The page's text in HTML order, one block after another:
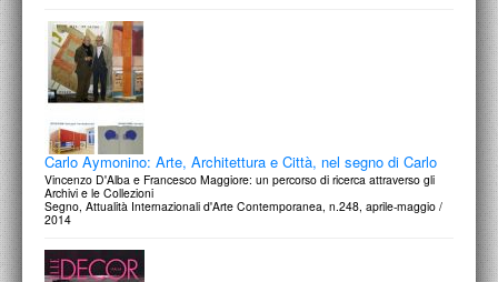
Carlo Aymonino: Arte, Architettura e Città, nel segno di Carlo
Vincenzo D'Alba e Francesco Maggiore: un percorso di ricerca attraverso gli
Archivi e le Collezioni
Segno, Attualità Internazionali d'Arte Contemporanea, n.248, aprile-maggio /
2014